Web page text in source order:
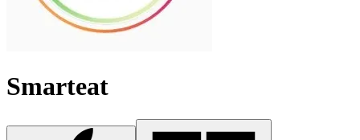
Smarteat